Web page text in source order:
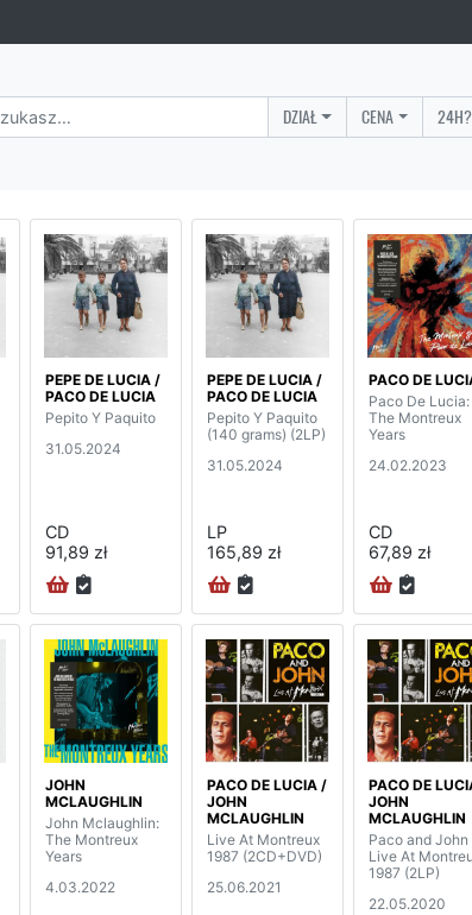
DZIAŁ CENA 24H?
PEPE DE LUCIA /
PACO DE LUCIA
Pepito Y Paquito
31.05.2024
CD
91,89 zł
PEPE DE LUCIA /
PACO DE LUCIA
Pepito Y Paquito
(140 grams) (2LP)
31.05.2024
LP
165,89 zł
PACO DE
Paco De Lucia:
The Montreux
Years
24.02.2023
CD
67,89 zł
JOHN
MCLAUGHLIN
John Mclaughlin:
The Montreux
Years
4.03.2022
PACO DE LUCIA /
JOHN
MCLAUGHLIN
Live At Montreux
1987 (2CD+DVD)
25.06.2021
PACO DE
JOHN
MCLAUGHLIN
Paco and John
Live At
1987 (2LP)
22.05.2020